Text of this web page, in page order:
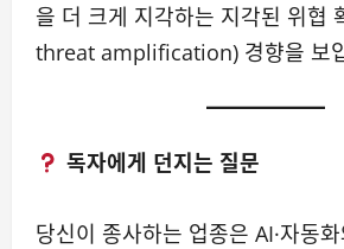
을 더 크게 지각하는 지각된 위협
threat amplification) 경향을 보
독자에게 던지는 질문
당신이 종사하는 업종은 AI·자동